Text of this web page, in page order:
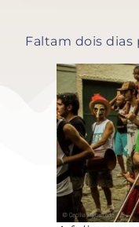
Faltam dois dias